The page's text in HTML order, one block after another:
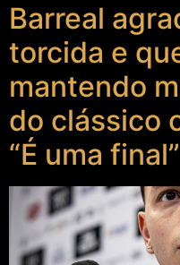
Barreal
torcida e
mantendo
do clássico
“É uma final”